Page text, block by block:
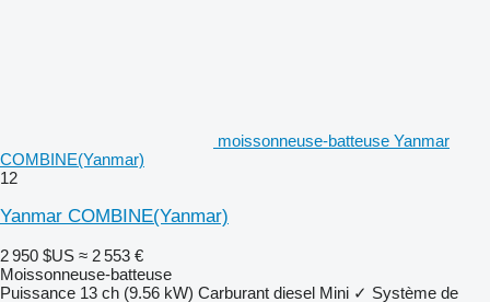
moissonneuse-batteuse Yanmar
COMBINE(Yanmar)
12
Yanmar COMBINE(Yanmar)
2 950 $US ≈ 2 553 €
Moissonneuse-batteuse
Puissance 13 ch (9.56 kW) Carburant diesel Mini ✓ Système de